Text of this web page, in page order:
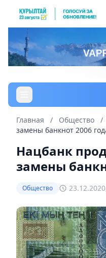
Главная / Общество /
замены банкнот 2006
Нацбанк
замены
Общество